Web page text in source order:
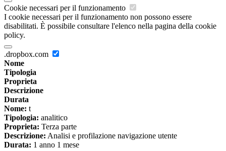
Cookie necessari per il funzionamento
I cookie necessari per il funzionamento non possono essere
disabilitati. È possibile consultare l'elenco nella pagina della cookie
policy.
.dropbox.com
Nome
Tipologia
Proprieta
Descrizione
Durata
Nome: t
Tipologia: analitico
Proprieta: Terza parte
Descrizione: Analisi e profilazione navigazione utente
Durata: 1 anno 1 mese